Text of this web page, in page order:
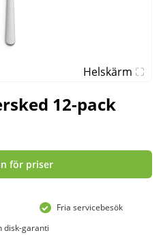
Helskärm
12-pack
för priser
Fria servicebesök
disk-garanti